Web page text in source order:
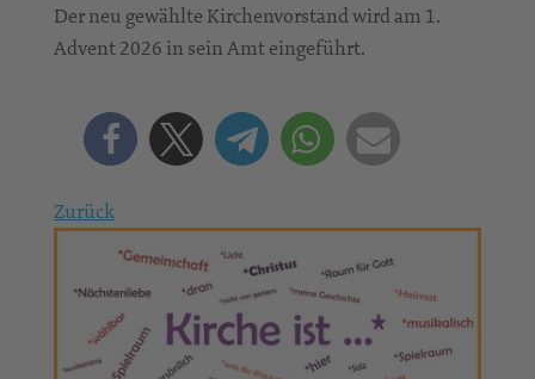
Der neu gewählte Kirchenvorstand wird am 1.
Advent 2026 in sein Amt eingeführt.
Zurück